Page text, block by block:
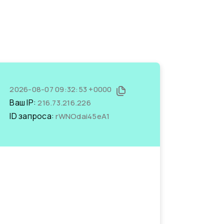
2026-08-07 09:32:53 +0000
Ваш IP:216.73.216.226
ID запроса:rWNOdai45eA1